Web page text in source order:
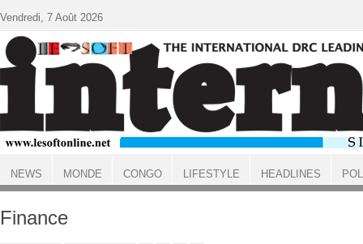
ACCUEIL
Finance
Vendredi, 7 Août 2026
NEWS MONDE CONGO LIFESTYLE HEADLINES